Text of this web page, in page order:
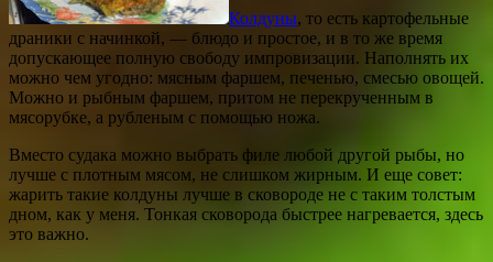
Колдуны, то есть картофельные
драники с начинкой, — блюдо и простое, и в то же время
допускающее полную свободу импровизации. Наполнять их
можно чем угодно: мясным фаршем, печенью, смесью овощей.
Можно и рыбным фаршем, притом не перекрученным в
мясорубке, а рубленым с помощью ножа.
Вместо судака можно выбрать филе любой другой рыбы, но
лучше с плотным мясом, не слишком жирным. И еще совет:
жарить такие колдуны лучше в сковороде не с таким толстым
дном, как у меня. Тонкая сковорода быстрее нагревается, здесь
это важно.